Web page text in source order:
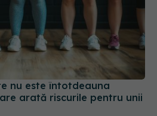
nu este întotdeauna
arată riscurile pentru unii